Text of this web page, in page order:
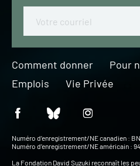
Comment donner Pour
Emplois
Vie Privée
Numéro d’enregistrement/NE canadien : BN
Numéro d’enregistrement/NE américain :
La Fondation David Suzuki reconnaît les